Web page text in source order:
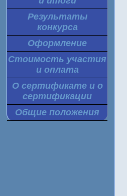
Результаты
конкурса
Оформление
Стоимость участия
и оплата
О сертификате и о
сертификации
Общие положения